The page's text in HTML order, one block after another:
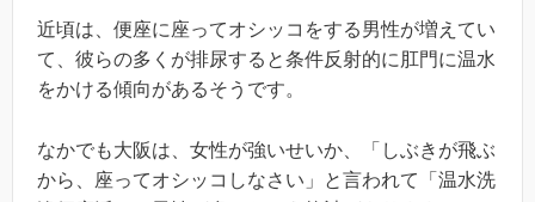
近頃は、便座に座ってオシッコをする男性が増えてい
て、彼らの多くが排尿すると条件反射的に肛門に温水
をかける傾向があるそうです。
なかでも大阪は、女性が強いせいか、「しぶきが飛ぶ
から、座ってオシッコしなさい」と言われて「温水洗